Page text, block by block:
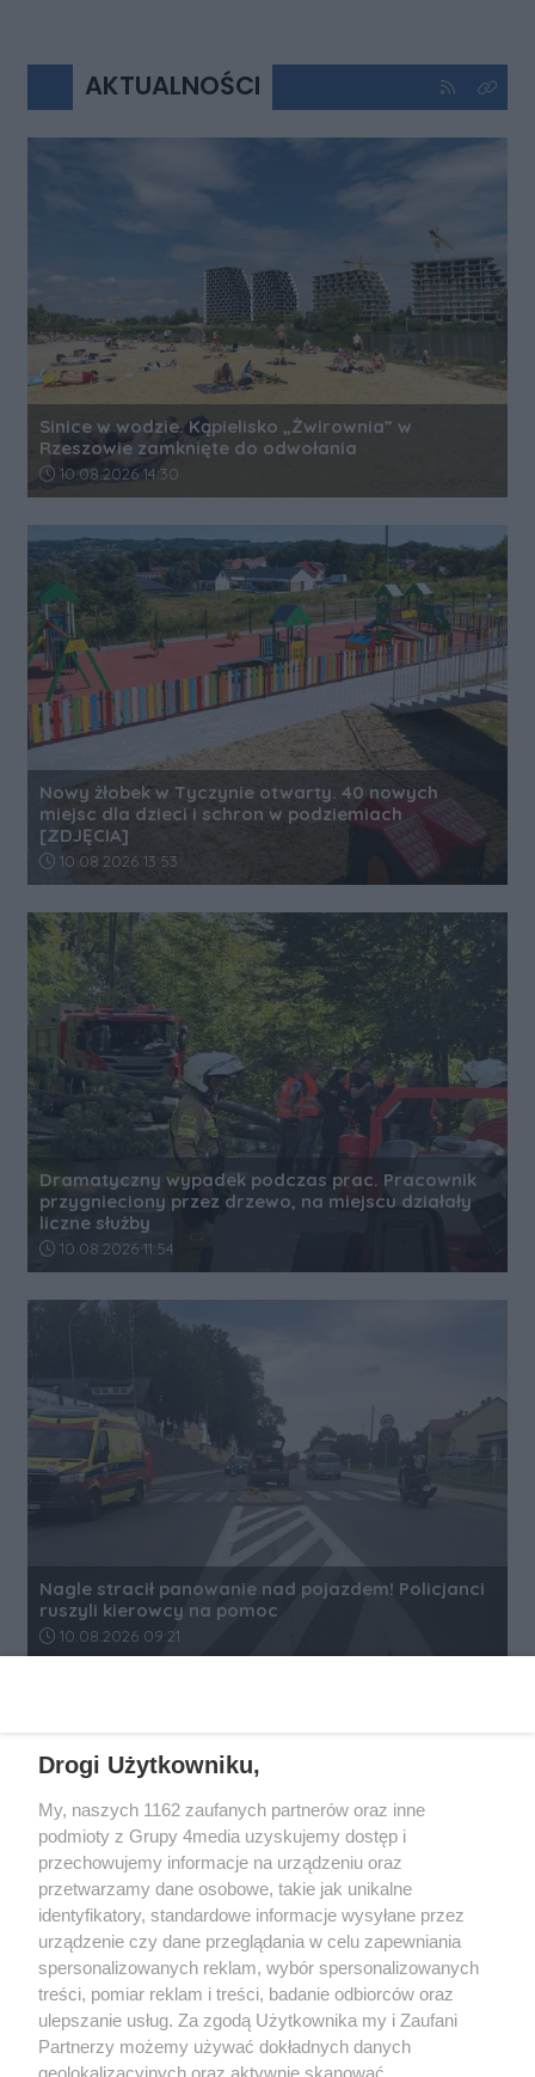
AKTUALNOŚCI Kliknij aby
Kliknij
Sinice w wodzie. Kąpielisko „Żwirownia” w
Rzeszowie zamknięte do odwołania
Data dodania artykułu:
10.08.2026 14:30
Nowy żłobek w Tyczynie otwarty. 40 nowych
miejsc dla dzieci i schron w podziemiach
[ZDJĘCIA]
Data dodania artykułu:
10.08.2026 13:53
Dramatyczny wypadek podczas prac. Pracownik
przygnieciony przez drzewo, na miejscu działały
liczne służby
Data dodania artykułu:
10.08.2026 11:54
Nagle stracił panowanie nad pojazdem! Policjanci
ruszyli kierowcy na pomoc
Data dodania artykułu:
10.08.2026 09:21
Wydawcąrzeszow-info.pljest:
FUNDACJA MEDIÓW NIEZALEŻNYCH LIBERTAS
ul. Kopernika 10, 35-002 Rzeszów
Drogi Użytkowniku,
My, naszych 1162 zaufanych partnerów oraz inne
podmioty z Grupy 4media uzyskujemy dostęp i
przechowujemy informacje na urządzeniu oraz
przetwarzamy dane osobowe, takie jak unikalne
identyfikatory, standardowe informacje wysyłane przez
urządzenie czy dane przeglądania w celu zapewniania
spersonalizowanych reklam, wybór spersonalizowanych
treści, pomiar reklam i treści, badanie odbiorców oraz
ulepszanie usług. Za zgodą Użytkownika my i Zaufani
Partnerzy możemy używać dokładnych danych
geolokalizacyjnych oraz aktywnie skanować